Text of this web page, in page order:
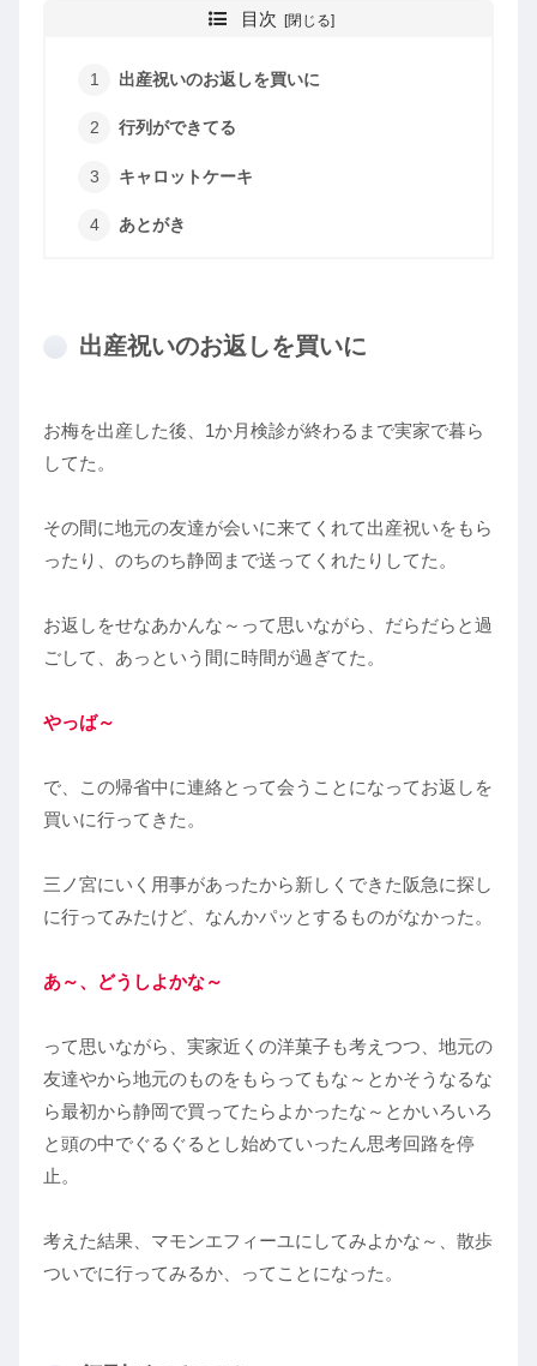
目次
出産祝いのお返しを買いに
行列ができてる
キャロットケーキ
あとがき
出産祝いのお返しを買いに
お梅を出産した後、1か月検診が終わるまで実家で暮ら
してた。
その間に地元の友達が会いに来てくれて出産祝いをもら
ったり、のちのち静岡まで送ってくれたりしてた。
お返しをせなあかんな～って思いながら、だらだらと過
ごして、あっという間に時間が過ぎてた。
やっば～
で、この帰省中に連絡とって会うことになってお返しを
買いに行ってきた。
三ノ宮にいく用事があったから新しくできた阪急に探し
に行ってみたけど、なんかパッとするものがなかった。
あ～、どうしよかな～
って思いながら、実家近くの洋菓子も考えつつ、地元の
友達やから地元のものをもらってもな～とかそうなるな
ら最初から静岡で買ってたらよかったな～とかいろいろ
と頭の中でぐるぐるとし始めていったん思考回路を停
止。
考えた結果、マモンエフィーユにしてみよかな～、散歩
ついでに行ってみるか、ってことになった。